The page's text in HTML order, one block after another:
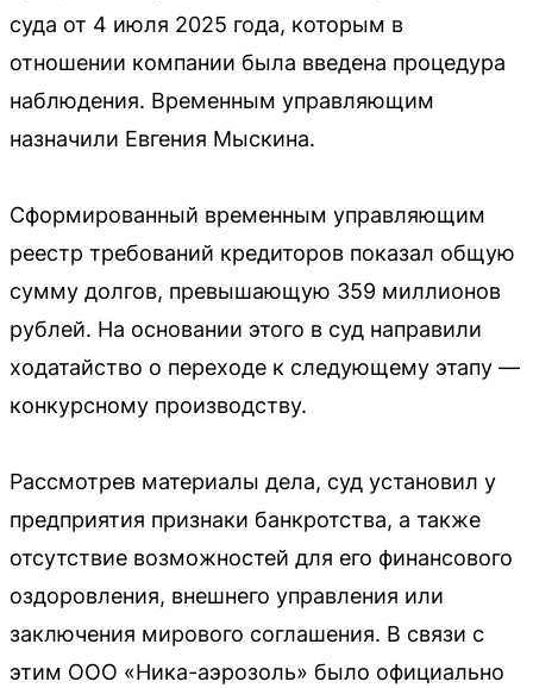
суда от 4 июля 2025 года, которым в
отношении компании была введена процедура
наблюдения. Временным управляющим
назначили Евгения Мыскина.
Сформированный временным управляющим
реестр требований кредиторов показал общую
сумму долгов, превышающую 359 миллионов
рублей. На основании этого в суд направили
ходатайство о переходе к следующему этапу —
конкурсному производству.
Рассмотрев материалы дела, суд установил у
предприятия признаки банкротства, а также
отсутствие возможностей для его финансового
оздоровления, внешнего управления или
заключения мирового соглашения. В связи с
этим ООО «Ника-аэрозоль» было официально